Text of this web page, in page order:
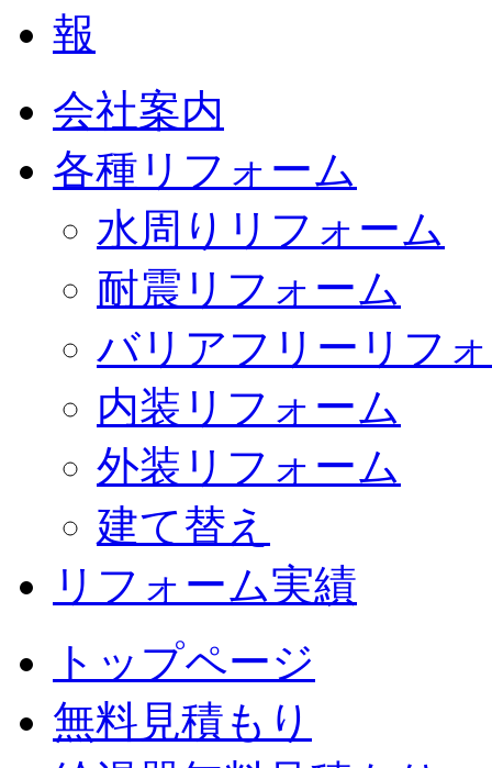
会社案内
各種リフォーム
水周りリフォーム
耐震リフォーム
バリアフリーリフ
内装リフォーム
外装リフォーム
建て替え
リフォーム実績
トップページ
無料見積もり